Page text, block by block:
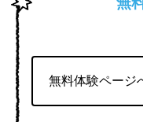
無料体験ページ